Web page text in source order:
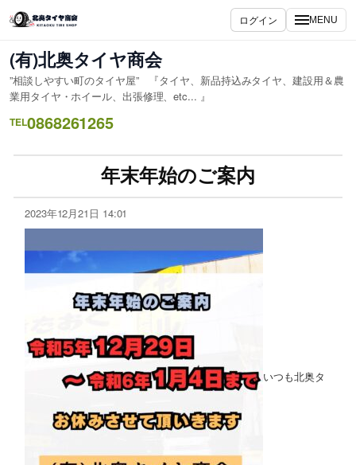
ログイン MENU
(有)北奥タイヤ商会
”相談しやすい町のタイヤ屋” 『タイヤ、新品持込みタイヤ、建設用＆農
業用タイヤ・ホイール、出張修理、etc... 』
TEL0868261265
年末年始のご案内
2023年12月21日 14:01
いつも北奥タ